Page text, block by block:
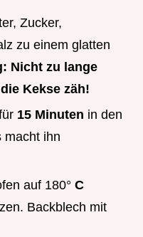
Zucker,
zu einem glatten
Nicht zu lange
Kekse zäh!
15 Minuten in den
macht ihn
auf 180° C
Backblech mit